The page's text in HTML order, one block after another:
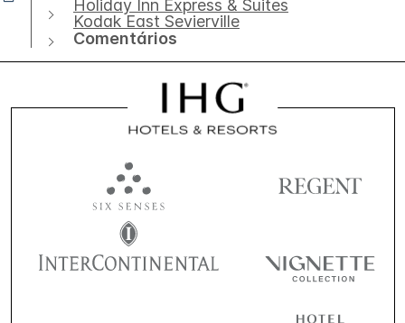
Holiday Inn Express & Suites
Kodak East Sevierville
Comentários